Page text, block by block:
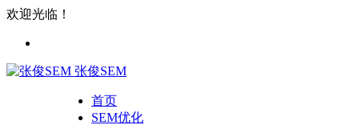
欢迎光临！
张俊SEM
首页
SEM优化